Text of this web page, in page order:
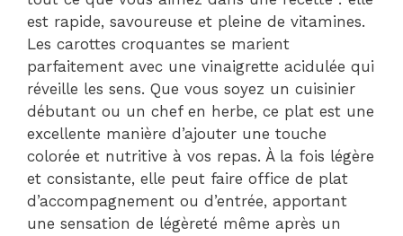
est rapide, savoureuse et pleine de vitamines.
Les carottes croquantes se marient
parfaitement avec une vinaigrette acidulée qui
réveille les sens. Que vous soyez un cuisinier
débutant ou un chef en herbe, ce plat est une
excellente manière d’ajouter une touche
colorée et nutritive à vos repas. À la fois légère
et consistante, elle peut faire office de plat
d’accompagnement ou d’entrée, apportant
une sensation de légèreté même après un